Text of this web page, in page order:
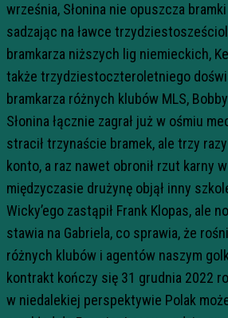
września, Słonina nie opuszcza
sadzając na ławce
bramkarza niższych lig niemieckich,
także trzydziestoczteroletniego
bramkarza różnych klubów MLS,
Słonina łącznie zagrał już w ośmiu
stracił trzynaście bramek, ale trzy
konto, a raz nawet obronił rzut karny
międzyczasie drużynę objął inny
Wicky’ego zastąpił Frank Klopas, ale
stawia na Gabriela, co sprawia, że
różnych klubów i agentów naszym
kontrakt kończy się 31 grudnia 2022
w niedalekiej perspektywie Polak